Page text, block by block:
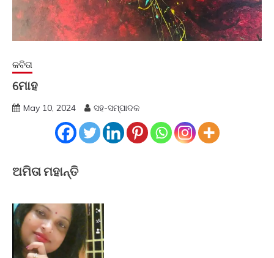
କବିତା
ମୋହ
May 10, 2024 ସହ-ସମ୍ପାଦକ
ଅମିତା ମହାନ୍ତି